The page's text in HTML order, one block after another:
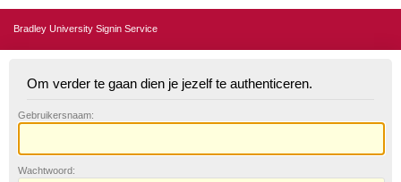
Bradley University Signin Service
Om verder te gaan dien je jezelf te authenticeren.
Gebruikersnaam:
Wachtwoord: